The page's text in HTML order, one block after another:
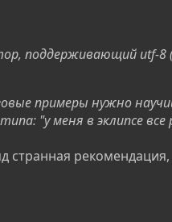
поддерживающий utf-8
примеры нужно
"у меня в эклипсе
странная